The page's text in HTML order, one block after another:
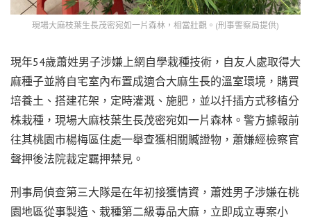
現場大麻枝葉生長茂密宛如一片森林，相當壯觀。(刑事警察局提供)
現年54歲蕭姓男子涉嫌上網自學栽種技術，自友人處取得大
麻種子並將自宅室內布置成適合大麻生長的溫室環境，購買
培養土、搭建花架，定時灌溉、施肥，並以扦插方式移植分
株栽種，現場大麻枝葉生長茂密宛如一片森林。警方據報前
往其桃園市楊梅區住處一舉查獲相關贓證物，蕭嫌經檢察官
聲押後法院裁定羈押禁見。
刑事局偵查第三大隊是在年初接獲情資，蕭姓男子涉嫌在桃
園地區從事製造、栽種第二級毒品大麻，立即成立專案小